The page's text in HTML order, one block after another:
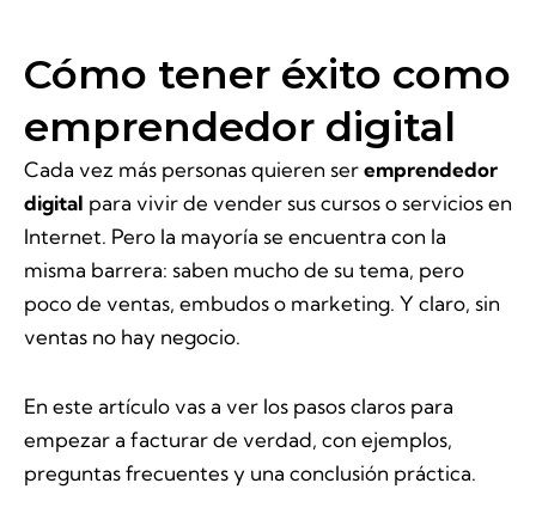
Cómo tener éxito como
emprendedor digital
Cada vez más personas quieren seremprendedor
digital para vivir de vender sus cursos o servicios en
Internet. Pero la mayoría se encuentra con la
misma barrera: saben mucho de su tema, pero
poco de ventas, embudos o marketing. Y claro, sin
ventas no hay negocio.
En este artículo vas a ver los pasos claros para
empezar a facturar de verdad, con ejemplos,
preguntas frecuentes y una conclusión práctica.